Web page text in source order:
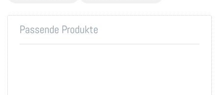
Passende Produkte